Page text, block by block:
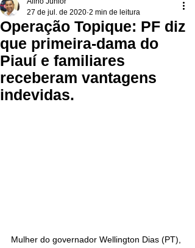
Operação Topique: PF diz
que primeira-dama do
Piauí e familiares
receberam vantagens
indevidas.
27 de jul. de 2020 2 min de leitura
Mulher do governador Wellington Dias (PT),